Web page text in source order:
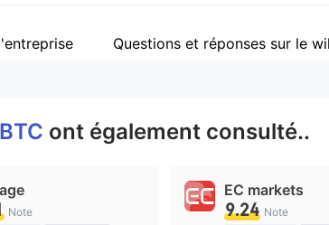
Questions et réponses sur le
BTC ont également consulté..
Note
EC markets
9.24 Note